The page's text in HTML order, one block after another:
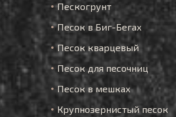
Пескогрунт
Песок в Биг-Бегах
Песок кварцевый
Песок для песочниц
Песок в мешках
Крупнозернистый песок